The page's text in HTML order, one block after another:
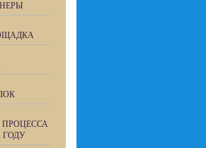
ПРОЦЕССА
ГОДУ